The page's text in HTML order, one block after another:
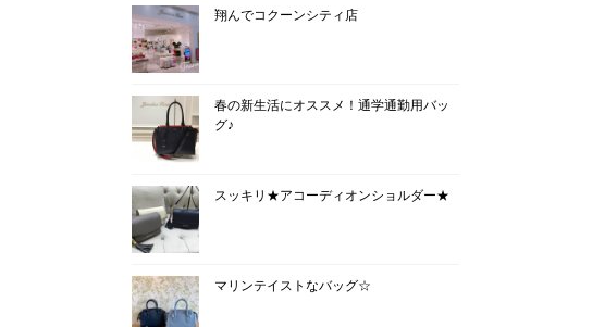
翔んでコクーンシティ店
春の新生活にオススメ！通学通勤用バッ
グ♪
スッキリ★アコーディオンショルダー★
マリンテイストなバッグ☆